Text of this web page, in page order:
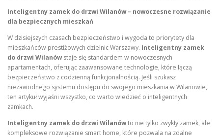
Inteligentny zamek do drzwi Wilanów – nowoczesne rozwiązanie
dla bezpiecznych mieszkań
W dzisiejszych czasach bezpieczeństwo i wygoda to priorytety dla
mieszkańców prestiżowych dzielnic Warszawy. Inteligentny zamek
do drzwi Wilanówstaje się standardem w nowoczesnych
apartamentach, oferując zaawansowane technologie, które łączą
bezpieczeństwo z codzienną funkcjonalnością. Jeśli szukasz
niezawodnego systemu dostępu do swojego mieszkania w Wilanowie,
ten artykuł wyjaśni wszystko, co warto wiedzieć o inteligentnych
zamkach.
Inteligentny zamek do drzwi Wilanówto nie tylko zwykły zamek, ale
kompleksowe rozwiązanie smart home, które pozwala na zdalne